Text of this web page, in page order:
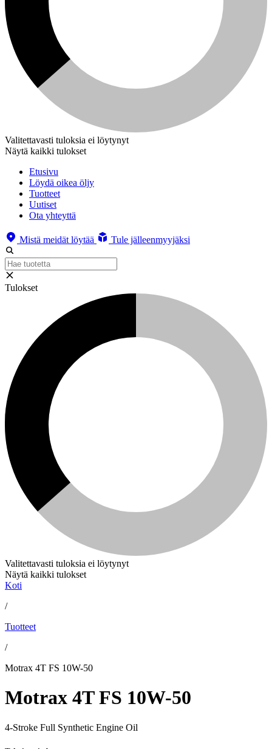
Valitettavasti tuloksia ei löytynyt
Näytä kaikki tulokset
Etusivu
Löydä oikea öljy
Tuotteet
Uutiset
Ota yhteyttä
Mistä meidät löytää Tule jälleenmyyjäksi
Tulokset
Valitettavasti tuloksia ei löytynyt
Näytä kaikki tulokset
Koti
/
Tuotteet
/
Motrax 4T FS 10W-50
Motrax 4T FS 10W-50
4-Stroke Full Synthetic Engine Oil